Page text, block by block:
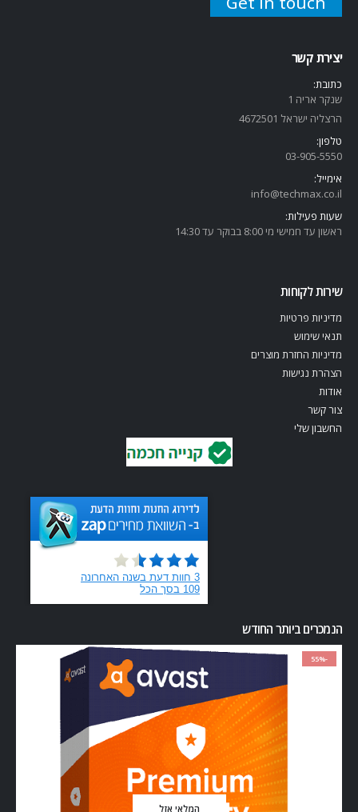
יצירת קשר
כתובת:
שנקר אריה 1
הרצליה ישראל 4672501
טלפון:
03-905-5550
אימייל:
info@techmax.co.il
שעות פעילות:
ראשון עד חמישי מי 8:00 בבוקר עד 14:30
שירות לקוחות
מדיניות פרטיות
תנאי שימוש
מדיניות החזרת מוצרים
הצהרת נגישות
אודות
צור קשר
החשבון שלי
הנמכרים ביותר החודש
-55%
המלאי אזל